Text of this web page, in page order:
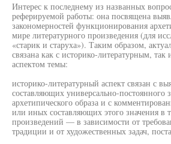
Интерес к последнему из названных
реферируемой работы: она посвящена
закономерностей функционирования
мире литературного произведения (для
«старик и старуха»). Таким образом,
связана как с историко-литературным, так
аспектом темы:
историко-литературный аспект связан с
составляющих универсально-постоянного
архетипического образа и с
или иных составляющих этого значения в
произведений — в зависимости от
традиции и от художественных задач,